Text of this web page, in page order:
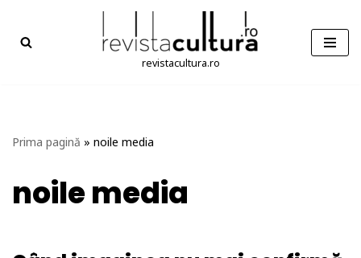
Sari
revistacultura.ro
Prima pagină » noile media
noile media